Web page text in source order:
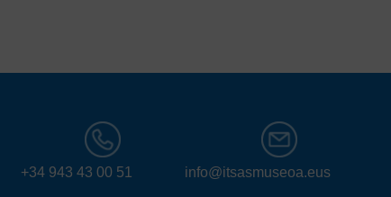
+34 943 43 00 51 info@itsasmuseoa.eus